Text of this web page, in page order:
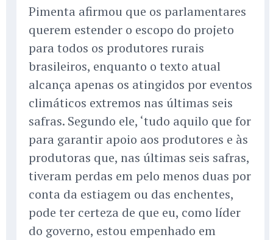
Pimenta afirmou que os parlamentares
querem estender o escopo do projeto
para todos os produtores rurais
brasileiros, enquanto o texto atual
alcança apenas os atingidos por eventos
climáticos extremos nas últimas seis
safras. Segundo ele, ‘tudo aquilo que for
para garantir apoio aos produtores e às
produtoras que, nas últimas seis safras,
tiveram perdas em pelo menos duas por
conta da estiagem ou das enchentes,
pode ter certeza de que eu, como líder
do governo, estou empenhado em